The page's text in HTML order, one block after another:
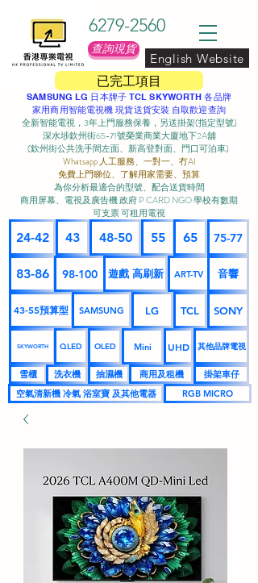
已完工項目
6279-2560
查詢現貨
English Website
SAMSUNG LG 日本牌子 TCL SKYWORTH 各品牌
家用商用智能電視機 現貨送貨安裝 自取歡迎查詢
全新智能電視，3年上門服務保養，另送掛架(指定型號)
深水埗欽州街65-71號榮業商業大廈地下2A舖
(欽州街公共洗手間左面、新高登對面、門口可泊車) ​
Whatsapp 人工服務、一對一、冇AI
免費上門睇位、了解用家需要、預算
為你分析最適合的型號、配合送貨時間
商用屏幕、電視及廣告機 政府 P CARD NGO 學校有數期
可支票 可租用電視
24-42 43 48-50 55 65 75-77
83-86 98-100 遊戲 高刷新 ART-TV 音響
43-55預算型 SAMSUNG LG TCL SONY
SKYWORTH QLED OLED Mini UHD 其他品牌電視
雪櫃 洗衣機 抽濕機 商用及租機
掛架車仔
空氣清新機 冷氣 浴室寶 及其他電器
RGB MICRO